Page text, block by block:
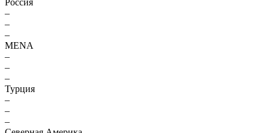
Россия
–
–
–
MENA
–
–
–
Турция
–
–
–